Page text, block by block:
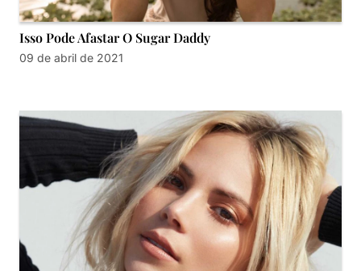
Isso Pode Afastar O Sugar Daddy
09 de abril de 2021